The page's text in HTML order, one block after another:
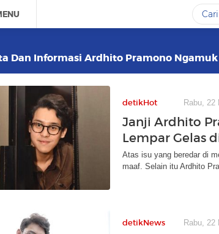
Dan Informasi Ardhito Pramono
detikHot Rabu, 22
Janji Ardhito
Lempar Gelas
Atas isu yang beredar di
maaf. Selain itu Ardhito
detikNews Rabu, 22